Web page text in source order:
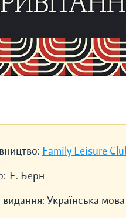
Family Leisure
Е. Берн
Українська мова